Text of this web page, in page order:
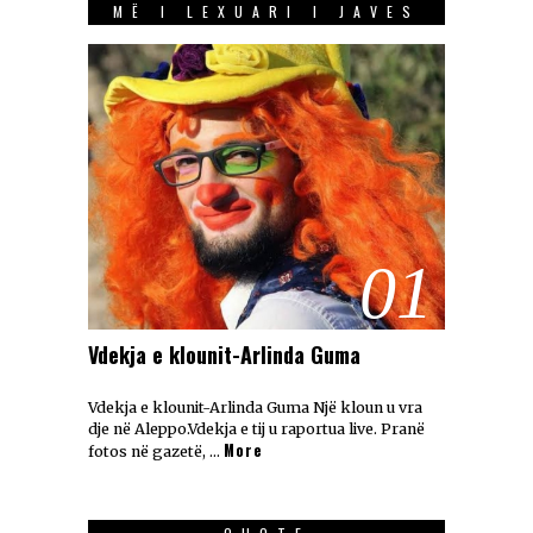
MË I LEXUARI I JAVES
01
Vdekja e klounit-Arlinda Guma
Vdekja e klounit-Arlinda Guma Një kloun u vra
dje në Aleppo.Vdekja e tij u raportua live. Pranë
fotos në gazetë, … More